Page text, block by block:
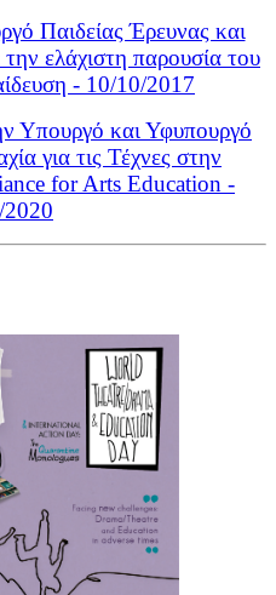
Παιδείας Έρευνας και
ελάχιστη παρουσία του
- 10/10/2017
Υπουργό και Υφυπουργό
για τις Τέχνες στην
for Arts Education -